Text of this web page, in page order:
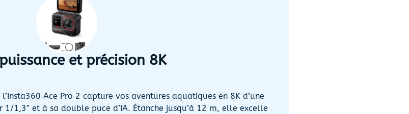
et précision 8K
Ace Pro 2 capture vos aventures aquatiques en 8K d’une
1,3″ et à sa double puce d’IA. Étanche jusqu’à 12 m, elle excelle